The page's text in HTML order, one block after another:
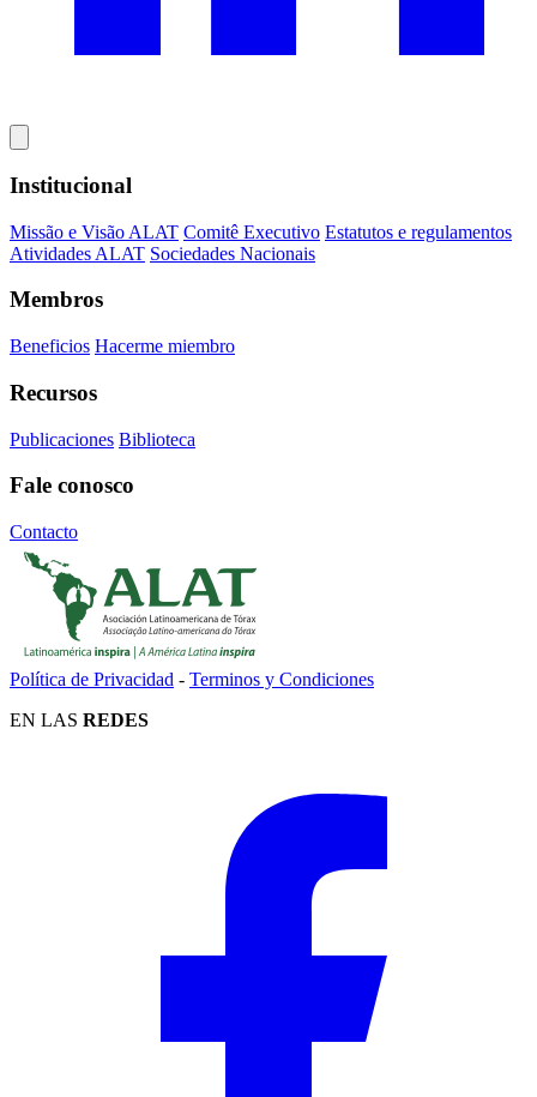
Institucional
Missão e Visão ALAT Comitê Executivo Estatutos e regulamentos
Atividades ALAT Sociedades Nacionais
Membros
Beneficios Hacerme miembro
Recursos
Publicaciones Biblioteca
Fale conosco
Contacto
Política de Privacidad - Terminos y Condiciones
EN LAS REDES